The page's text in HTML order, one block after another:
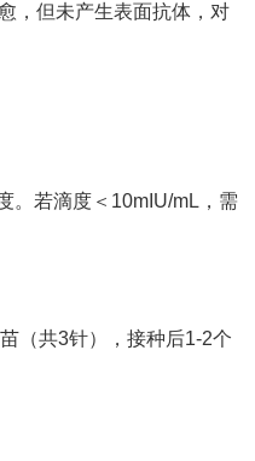
但未产生表面抗体，对
若滴度＜10mIU/mL，需
（共3针），接种后1-2个